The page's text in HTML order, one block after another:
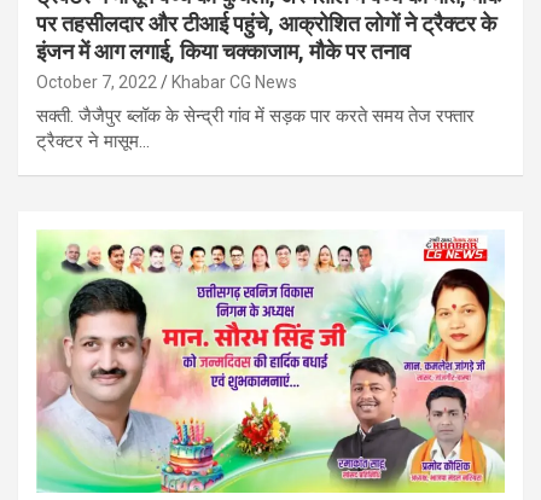
पर तहसीलदार और टीआई पहुंचे, आक्रोशित लोगों ने ट्रैक्टर के
इंजन में आग लगाई, किया चक्काजाम, मौके पर तनाव
October 7, 2022 Khabar CG News
सक्ती. जैजैपुर ब्लॉक के सेन्द्री गांव में सड़क पार करते समय तेज रफ्तार
ट्रैक्टर ने मासूम…